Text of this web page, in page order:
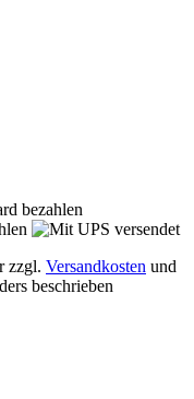
zzgl. Versandkosten und
beschrieben